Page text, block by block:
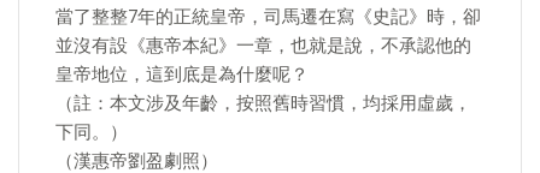
當了整整7年的正統皇帝，司馬遷在寫《史記》時，卻
並沒有設《惠帝本紀》一章，也就是說，不承認他的
皇帝地位，這到底是為什麼呢？
（註：本文涉及年齡，按照舊時習慣，均採用虛歲，
下同。）
（漢惠帝劉盈劇照）